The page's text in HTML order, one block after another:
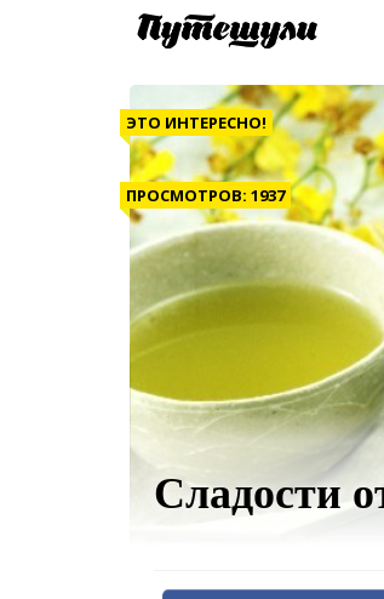
ЭТО ИНТЕРЕСНО!
ПРОСМОТРОВ: 1937
Сладости